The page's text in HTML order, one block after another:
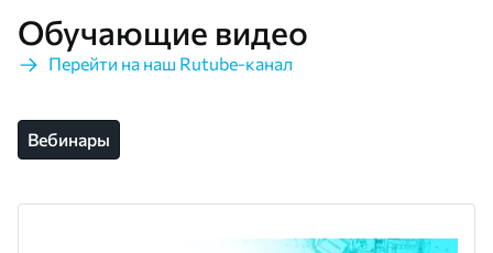
Обучающие видео
Перейти на наш Rutube-канал
Вебинары